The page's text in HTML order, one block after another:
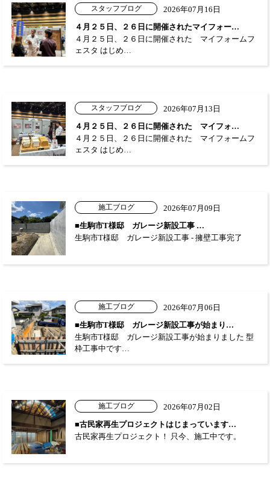
スタッフブログ
2026年07月16日
４月２５日、２６日に開催されたマイフォー…
４月２５日、２６日に開催された マイフォームフ
ェスタ はじめ…
スタッフブログ
2026年07月13日
４月２５日、２６日に開催された マイフォ…
４月２５日、２６日に開催された マイフォームフ
ェスタ はじめ…
施工ブログ
2026年07月09日
■生駒市T様邸 ガレージ新設工事 …
生駒市T様邸 ガレージ新設工事 - 擁壁工事完了
施工ブログ
2026年07月06日
■生駒市T様邸 ガレージ新設工事が始まり…
生駒市T様邸 ガレージ新設工事が始まりました 型
枠工事中です…
施工ブログ
2026年07月02日
■古民家再生プロジェクトはじまっています…
古民家再生プロジェクト！ 只今、施工中です。